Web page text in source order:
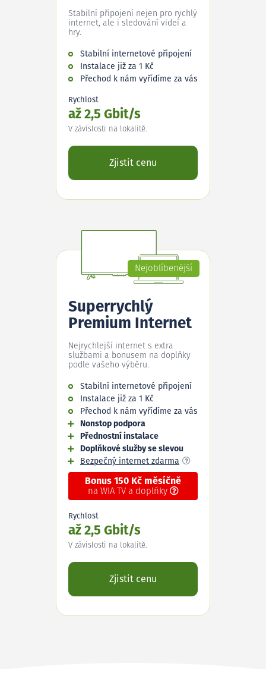
Stabilní připojení nejen pro rychlý
internet, ale i sledování videí a
hry.
Stabilní internetové připojení
Instalace již za 1 Kč
Přechod k nám vyřídíme za vás
Rychlost
až 2,5 Gbit/s
V závislosti na lokalitě.
Zjistit cenu
Nejoblíbenější
Superrychlý
Premium Internet
Nejrychlejší internet s extra
službami a bonusem na doplňky
podle vašeho výběru.
Stabilní internetové připojení
Instalace již za 1 Kč
Přechod k nám vyřídíme za vás
Nonstop podpora
Přednostní instalace
Doplňkové služby se slevou
Bezpečný internet zdarma
Bonus 150 Kč měsíčně
na WIA TV a doplňky
Rychlost
až 2,5 Gbit/s
V závislosti na lokalitě.
Zjistit cenu